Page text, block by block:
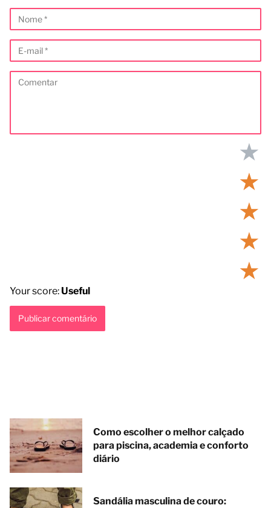
★
★
★
★
★
Your score: Useful
Como escolher o melhor calçado
para piscina, academia e conforto
diário
Sandália masculina de couro: